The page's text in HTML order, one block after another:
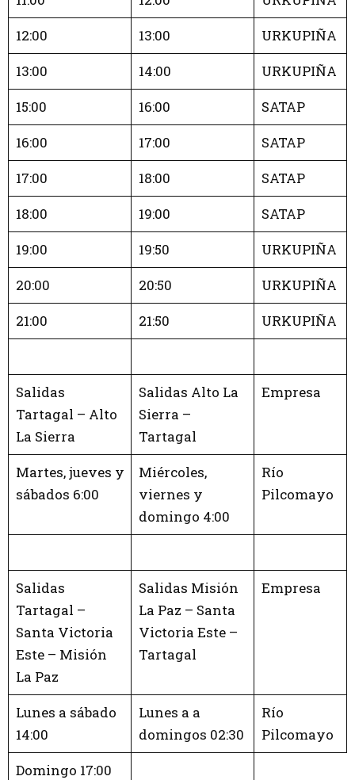
12:00
13:00
URKUPIÑA
13:00
14:00
URKUPIÑA
15:00
16:00
SATAP
16:00
17:00
SATAP
17:00
18:00
SATAP
18:00
19:00
SATAP
19:00
19:50
URKUPIÑA
20:00
20:50
URKUPIÑA
21:00
21:50 URKUPIÑA
Salidas
Tartagal – Alto
La Sierra
Salidas Alto La
Sierra –
Tartagal
Empresa
Martes, jueves y
sábados 6:00
Miércoles,
viernes y
domingo 4:00
Río
Pilcomayo
Salidas
Tartagal –
Santa Victoria
Este – Misión
La Paz
Salidas Misión
La Paz – Santa
Victoria Este –
Tartagal
Empresa
Lunes a sábado
14:00
Lunes a a
domingos 02:30
Río
Pilcomayo
Domingo 17:00